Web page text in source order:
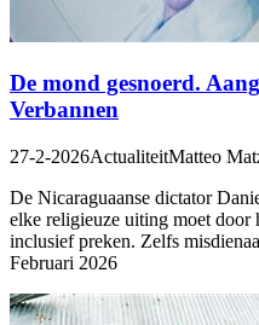
De mond gesnoerd.
Verbannen
27-2-2026ActualiteitMatteo
De Nicaraguaanse dictator
elke religieuze uiting moet door
inclusief preken. Zelfs
Februari 2026